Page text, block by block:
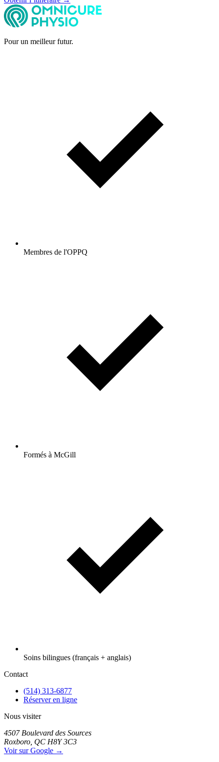
Pour un meilleur futur.
Membres de l'OPPQ
Formés à McGill
Soins bilingues (français + anglais)
Contact
(514) 313-6877
Réserver en ligne
Nous visiter
4507 Boulevard des Sources
Roxboro, QC H8Y 3C3
Voir sur Google →